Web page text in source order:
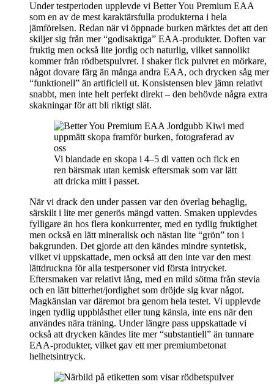
Under testperioden upplevde vi Better You Premium EAA
som en av de mest karaktärsfulla produkterna i hela
jämförelsen. Redan när vi öppnade burken märktes det att den
skiljer sig från mer “godisaktiga” EAA-produkter. Doften var
fruktig men också lite jordig och naturlig, vilket sannolikt
kommer från rödbetspulvret. I shaker fick pulvret en mörkare,
något dovare färg än många andra EAA, och drycken såg mer
“funktionell” än artificiell ut. Konsistensen blev jämn relativt
snabbt, men inte helt perfekt direkt – den behövde några extra
skakningar för att bli riktigt slät.
Vi blandade en skopa i 4–5 dl vatten och fick en
ren bärsmak utan kemisk eftersmak som var lätt
att dricka mitt i passet.
När vi drack den under passen var den överlag behaglig,
särskilt i lite mer generös mängd vatten. Smaken upplevdes
fylligare än hos flera konkurrenter, med en tydlig fruktighet
men också en lätt mineralisk och nästan lite “grön” ton i
bakgrunden. Det gjorde att den kändes mindre syntetisk,
vilket vi uppskattade, men också att den inte var den mest
lättdruckna för alla testpersoner vid första intrycket.
Eftersmaken var relativt lång, med en mild sötma från stevia
och en lätt bitterhet/jordighet som dröjde sig kvar något.
Magkänslan var däremot bra genom hela testet. Vi upplevde
ingen tydlig uppblåsthet eller tung känsla, inte ens när den
användes nära träning. Under längre pass uppskattade vi
också att drycken kändes lite mer “substantiell” än tunnare
EAA-produkter, vilket gav ett mer premiumbetonat
helhetsintryck.